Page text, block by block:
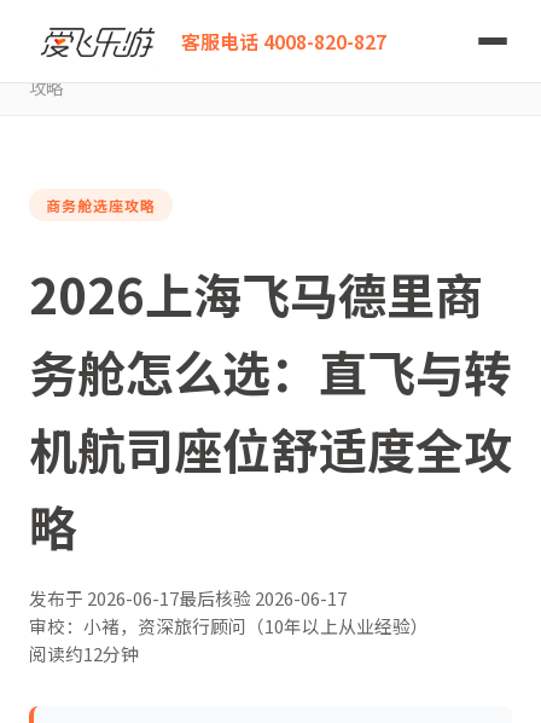
客服电话 4008-820-827
爱飞乐游
2026上海飞马德里商务舱怎么选：直飞与转机航司座位舒适度全
攻略
商务舱选座攻略
2026上海飞马德里商
务舱怎么选：直飞与转
机航司座位舒适度全攻
略
发布于 2026-06-17最后核验2026-06-17
审校：小褚，资深旅行顾问（10年以上从业经验）
阅读约12分钟